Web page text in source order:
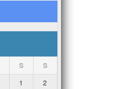
S S
1
2